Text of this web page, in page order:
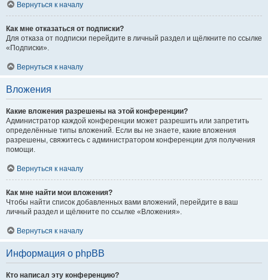
Вернуться к началу
Как мне отказаться от подписки?
Для отказа от подписки перейдите в личный раздел и щёлкните по ссылке
«Подписки».
Вернуться к началу
Вложения
Какие вложения разрешены на этой конференции?
Администратор каждой конференции может разрешить или запретить
определённые типы вложений. Если вы не знаете, какие вложения
разрешены, свяжитесь с администратором конференции для получения
помощи.
Вернуться к началу
Как мне найти мои вложения?
Чтобы найти список добавленных вами вложений, перейдите в ваш
личный раздел и щёлкните по ссылке «Вложения».
Вернуться к началу
Информация о phpBB
Кто написал эту конференцию?